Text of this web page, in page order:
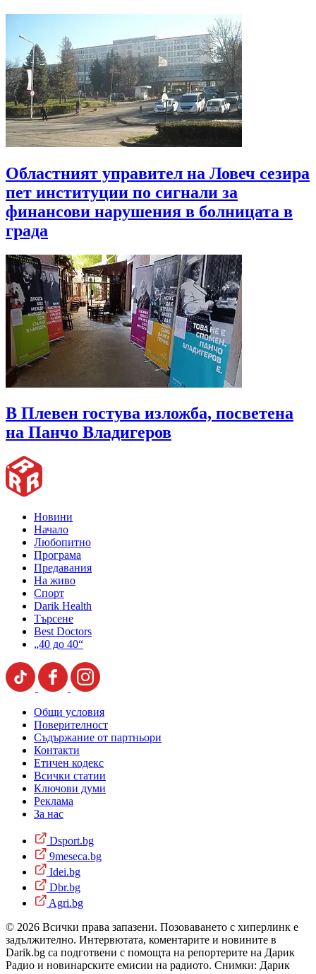
Областният управител на Ловеч сезира
пет институции по сигнали за
финансови нарушения в болницата в
града
В Плевен гостува изложба, посветена
на Панчо Владигеров
Новини
Начало
Любопитно
Програма
Предавания
На живо
Спорт
Darik Health
Търсене
Best Doctors
„40 до 40“
Общи условия
Поверителност
Съдържание от партньори
Контакти
Етичен кодекс
Всички статии
Ключови думи
Реклама
За нас
Dsport.bg
9meseca.bg
Idei.bg
Dbr.bg
Agri.bg
© 2026 Всички права запазени. Позоваването с хиперлинк е
задължително. Интервютата, коментарите и новините в
Darik.bg са подготвени с помощта на репортерите на Дарик
Радио и новинарските емисии на радиото. Снимки: Дарик